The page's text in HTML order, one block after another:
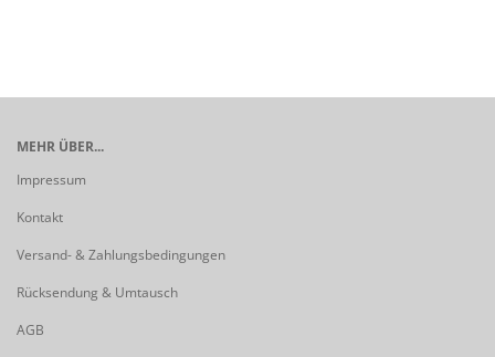
MEHR ÜBER...
Impressum
Kontakt
Versand- & Zahlungsbedingungen
Rücksendung & Umtausch
AGB